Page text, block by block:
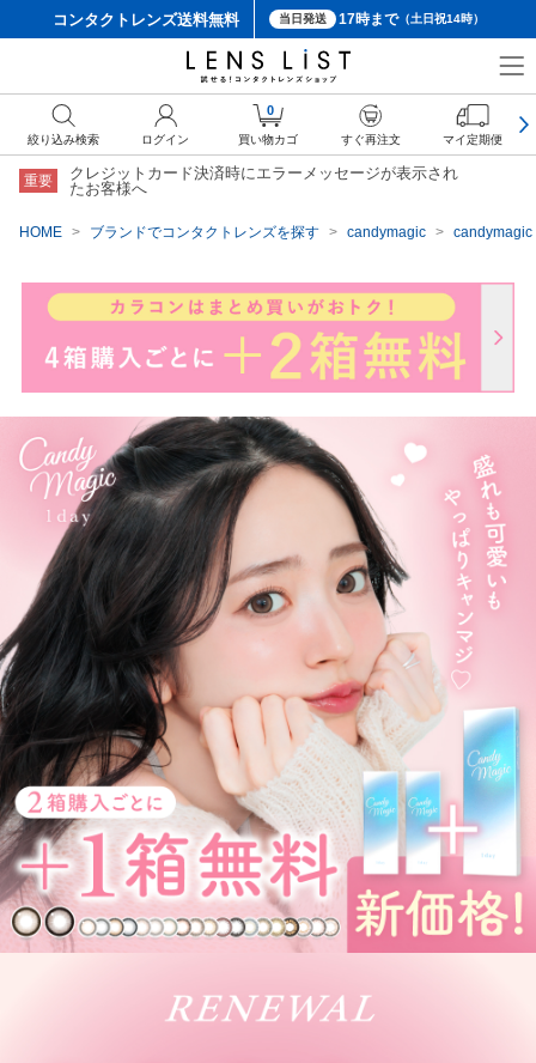
コンタクトレンズ送料無料 当日発送 17時まで（土日祝14時）
重要
クレジットカード決済時にエラーメッセージが表示され
たお客様へ
HOME ブランドでコンタクトレンズを探す candymagic candymagic
絞り込み検索 ログイン
0
買い物カゴ すぐ再注文 マイ定期便
クーポン詳細